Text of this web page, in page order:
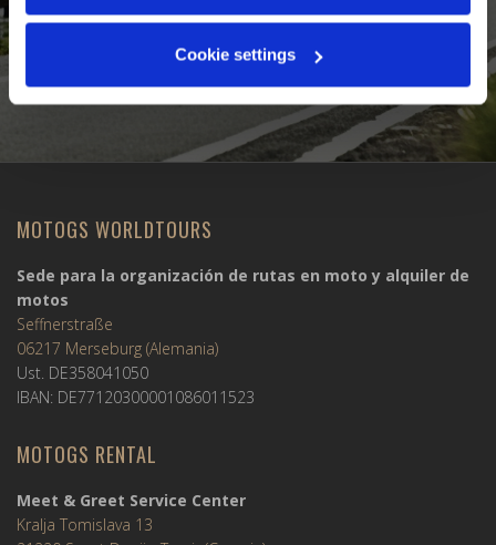
Cookie settings
MOTOGS WORLDTOURS
Sede para la organización de rutas en moto y alquiler de
motos
Seffnerstraße
06217 Merseburg (Alemania)
Ust. DE358041050
IBAN: DE77120300001086011523
MOTOGS RENTAL
Meet & Greet Service Center
Kralja Tomislava 13